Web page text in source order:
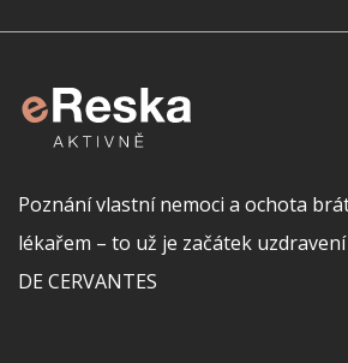
Poznání vlastní nemoci a ochota
lékařem – to už je začátek
DE CERVANTES